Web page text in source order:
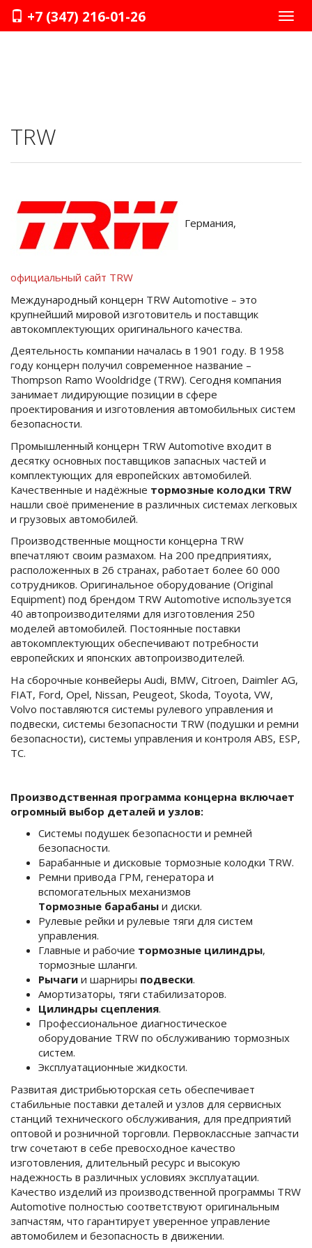
+7 (347) 216-01-26
TRW
Германия,
официальный сайт TRW
Международный концерн TRW Automotive – это
крупнейший мировой изготовитель и поставщик
автокомплектующих оригинального качества.
Деятельность компании началась в 1901 году. В 1958
году концерн получил современное название –
Thompson Ramo Wooldridge (TRW). Сегодня компания
занимает лидирующие позиции в сфере
проектирования и изготовления автомобильных систем
безопасности.
Промышленный концерн TRW Automotive входит в
десятку основных поставщиков запасных частей и
комплектующих для европейских автомобилей.
Качественные и надёжные тормозные колодки TRW
нашли своё применение в различных системах легковых
и грузовых автомобилей.
Производственные мощности концерна TRW
впечатляют своим размахом. На 200 предприятиях,
расположенных в 26 странах, работает более 60 000
сотрудников. Оригинальное оборудование (Original
Equipment) под брендом TRW Automotive используется
40 автопроизводителями для изготовления 250
моделей автомобилей. Постоянные поставки
автокомплектующих обеспечивают потребности
европейских и японских автопроизводителей.
На сборочные конвейеры Audi, BMW, Citroen, Daimler AG,
FIAT, Ford, Opel, Nissan, Peugeot, Skoda, Toyota, VW,
Volvo поставляются системы рулевого управления и
подвески, системы безопасности TRW (подушки и ремни
безопасности), системы управления и контроля ABS, ESP,
TC.
Производственная программа концерна включает
огромный выбор деталей и узлов:
Системы подушек безопасности и ремней
безопасности.
Барабанные и дисковые тормозные колодки TRW.
Ремни привода ГРМ, генератора и
вспомогательных механизмов
Тормозные барабаны и диски.
Рулевые рейки и рулевые тяги для систем
управления.
Главные и рабочие тормозные цилиндры,
тормозные шланги.
Рычаги и шарниры подвески.
Амортизаторы, тяги стабилизаторов.
Цилиндры сцепления.
Профессиональное диагностическое
оборудование TRW по обслуживанию тормозных
систем.
Эксплуатационные жидкости.
Развитая дистрибьюторская сеть обеспечивает
стабильные поставки деталей и узлов для сервисных
станций технического обслуживания, для предприятий
оптовой и розничной торговли. Первоклассные запчасти
trw сочетают в себе превосходное качество
изготовления, длительный ресурс и высокую
надежность в различных условиях эксплуатации.
Качество изделий из производственной программы TRW
Automotive полностью соответствуют оригинальным
запчастям, что гарантирует уверенное управление
автомобилем и безопасность в движении.